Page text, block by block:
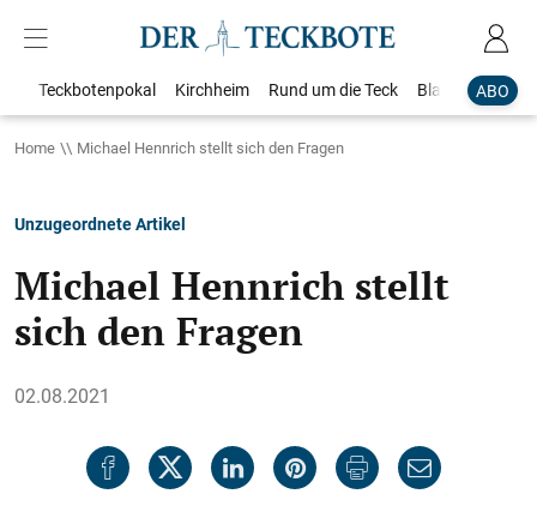
ABO
Teckbotenpokal Kirchheim Rund um die Teck Blaulicht
Home Michael Hennrich stellt sich den Fragen
Unzugeordnete Artikel
Michael Hennrich stellt
sich den Fragen
02.08.2021